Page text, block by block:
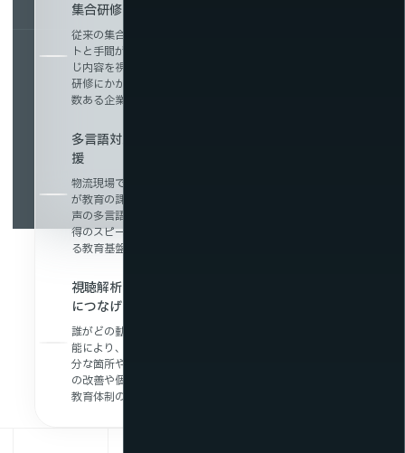
集合研修コストを削減し、教育の均一化を実現
従来の集合研修は、会場手配や講師の確保などに多くのコス
トと手間がかかります。動画配信なら、いつでもどこでも同
じ内容を視聴できるため、教育の均一化が図れると同時に、
研修にかかる時間・費用の大幅な削減が可能です。拠点が複
数ある企業にも最適です。
多言語対応で外国人スタッフ・ドライバー教育を支
援
物流現場では外国人スタッフの活用が進んでおり、言語の壁
が教育の課題となっています。動画配信サービスは字幕や音
声の多言語対応が可能で、母国語での理解を促進し、業務習
得のスピードと安全性を高めます。多様な人材の活躍を支え
る教育基盤として有効です。
視聴解析で学習進捗を可視化し、継続的な教育改善
につなげる
誰がどの動画をどこまで視聴したかを把握できる視聴解析機
能により、学習状況の可視化が可能になります。理解が不十
分な箇所や未視聴者へのフォローがしやすくなり、教育内容
の改善や個別対応にもつなげられます。PDCAサイクルを回す
教育体制の構築に貢献します。